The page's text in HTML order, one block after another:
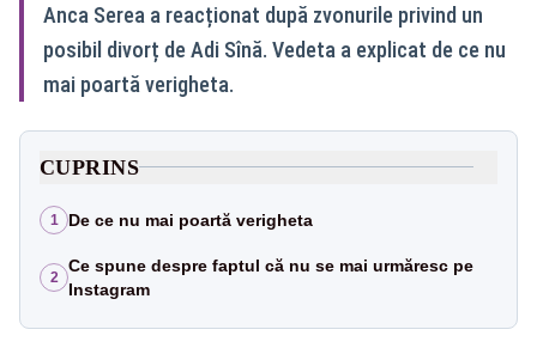
Anca Serea a reacționat după zvonurile privind un
posibil divorț de Adi Sînă. Vedeta a explicat de ce nu
mai poartă verigheta.
CUPRINS
1 De ce nu mai poartă verigheta
2
Ce spune despre faptul că nu se mai urmăresc pe
Instagram